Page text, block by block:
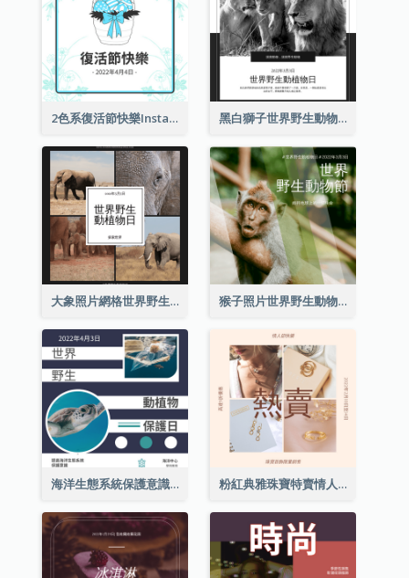
2色系復活節快樂Instagram帖子 黑白獅子世界野生動物日Instagram帖子
大象照片網格世界野生動物日Instagram帖子 猴子照片世界野生動物日Instagram帖子
海洋生態系統保護意識Instagram帖子 粉紅典雅珠寶特賣情人節Instagram帖子